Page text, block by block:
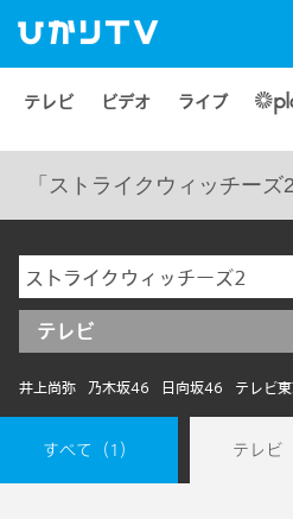
テレビ ビデオ ライブ
「ストライクウィッチー
テレビ
井上尚弥 乃木坂46 日向坂46 テレビ
すべて （1） テレビ